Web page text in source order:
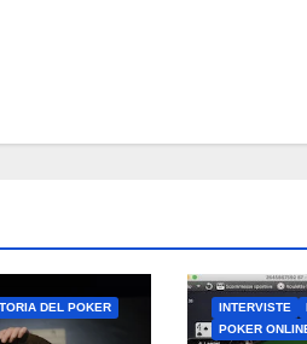
DEL POKER
INTERVISTE
POKER